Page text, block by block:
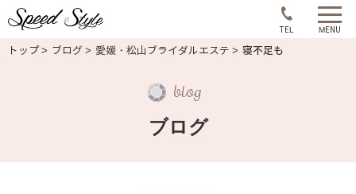
ン
テ
キ
TEL MENU
トップ ブログ 愛媛・松山ブライダルエステ 寝不足も
blog
ブログ